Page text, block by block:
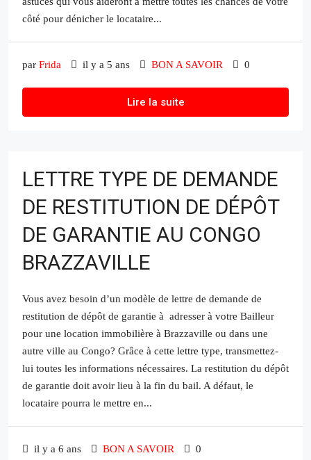
côté pour dénicher le locataire...
par Frida il y a 5 ans BON A SAVOIR 0
Lire la suite
LETTRE TYPE DE DEMANDE
DE RESTITUTION DE DÉPÔT
DE GARANTIE AU CONGO
BRAZZAVILLE
Vous avez besoin d’un modèle de lettre de demande de
restitution de dépôt de garantie à adresser à votre Bailleur
pour une location immobilière à Brazzaville ou dans une
autre ville au Congo? Grâce à cette lettre type, transmettez-
lui toutes les informations nécessaires. La restitution du dépôt
de garantie doit avoir lieu à la fin du bail. A défaut, le
locataire pourra le mettre en...
il y a 6 ans BON A SAVOIR 0